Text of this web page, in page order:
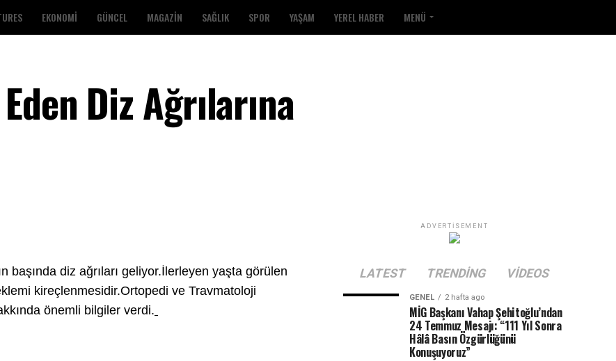
EKONOMI GÜNCEL MAGAZIN SAĞLIK SPOR YAŞAM YEREL HABER MENÜ
Diz Ağrılarına
başında diz ağrıları geliyor.İlerleyen yaşta görülen
kireçlenmesidir.Ortopedi ve Travmatoloji
önemli bilgiler verdi.
ADVERTISEMENT
LATEST TRENDING VIDEOS
GENEL 2 hafta ago
MİG Başkanı Vahap Şehitoğlu’ndan
24 Temmuz Mesajı: “111 Yıl Sonra
Hâlâ Basın Özgürlüğünü
Konuşuyoruz”